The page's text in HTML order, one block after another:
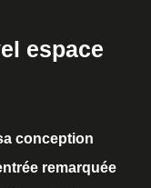
espace
conception
remarquée